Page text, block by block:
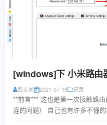
[windows]下 小米路
彭文凤 2021-07-19 记录
**前言*** 这也是第一次接触路
连的问题） 自己也有许多不懂